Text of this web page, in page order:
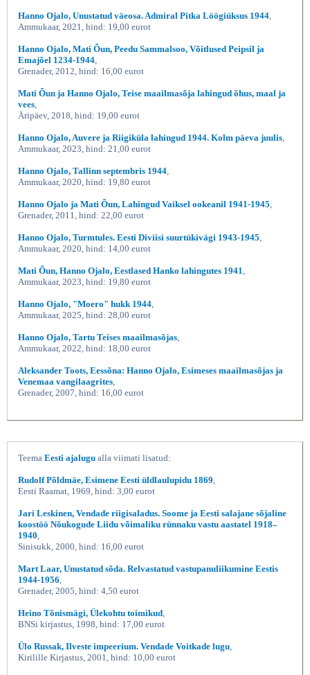
Hanno Ojalo, Unustatud väeosa. Admiral Pitka Löögiüksus 1944
Ammukaar, 2021, hind: 19,00 eurot
Hanno Ojalo, Mati Õun, Peedu Sammalsoo, Võitlused Peipsil ja
Emajõel 1234-1944
Grenader, 2012, hind: 16,00 eurot
Mati Õun ja Hanno Ojalo, Teise maailmasõja lahingud õhus, maal ja
vees
Äripäev, 2018, hind: 19,00 eurot
Hanno Ojalo, Auvere ja Riigiküla lahingud 1944. Kolm päeva juulis
Ammukaar, 2023, hind: 21,00 eurot
Hanno Ojalo, Tallinn septembris 1944
Ammukaar, 2020, hind: 19,80 eurot
Hanno Ojalo ja Mati Õun, Lahingud Vaiksel ookeanil 1941-1945
Grenader, 2011, hind: 22,00 eurot
Hanno Ojalo, Turmtules. Eesti Diviisi suurtükivägi 1943-1945
Ammukaar, 2020, hind: 14,00 eurot
Mati Õun, Hanno Ojalo, Eestlased Hanko lahingutes 1941
Ammukaar, 2023, hind: 19,80 eurot
Hanno Ojalo, "Moero" hukk 1944
Ammukaar, 2025, hind: 28,00 eurot
Hanno Ojalo, Tartu Teises maailmasõjas
Ammukaar, 2022, hind: 18,00 eurot
Aleksander Toots, Eessõna: Hanno Ojalo, Esimeses maailmasõjas ja
Venemaa vangilaagrites
Grenader, 2007, hind: 16,00 eurot
Teema Eesti ajalugu alla viimati lisatud:
Rudolf Põldmäe, Esimene Eesti üldlaulupidu 1869
Eesti Raamat, 1969, hind: 3,00 eurot
Jari Leskinen, Vendade riigisaladus. Soome ja Eesti salajane sõjaline
koostöö Nõukogude Liidu võimaliku rünnaku vastu aastatel 1918–
1940
Sinisukk, 2000, hind: 16,00 eurot
Mart Laar, Unustatud sõda. Relvastatud vastupanuliikumine Eestis
1944-1956
Grenader, 2005, hind: 4,50 eurot
Heino Tõnismägi, Ülekohtu toimikud
BNSi kirjastus, 1998, hind: 17,00 eurot
Ülo Russak, Ilveste impeerium. Vendade Voitkade lugu
Kirilille Kirjastus, 2001, hind: 10,00 eurot